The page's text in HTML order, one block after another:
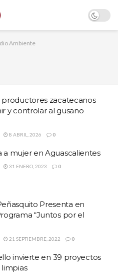
Ambiente
productores zacatecanos
y controlar al gusano
8 ABRIL, 2026 0
a mujer en Aguascalientes
31 ENERO, 2023 0
Presenta en
“Juntos por el
21 SEPTIEMBRE, 2022 0
invierte en 39 proyectos
limpias